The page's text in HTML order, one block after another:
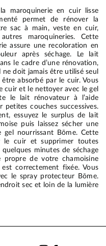
maroquinerie en cuir lisse
permet de rénover la
sac à main, veste en cuir,
maroquineries. Cette
assure une recoloration en
après séchage. Le lait
le cadre d’une rénovation,
ne doit jamais être utilisé seul
absorbé par le cuir. Vous
cuir et le nettoyer avec le gel
le lait rénovateur à l’aide
petites couches successives.
essuyez le surplus de lait
puis laissez sécher une
gel nourrissant Bōme. Cette
le cuir et supprimer toutes
minutes de séchage
de votre chamoisine
correctement fixée. Vous
le spray protecteur Bōme.
sec et loin de la lumière